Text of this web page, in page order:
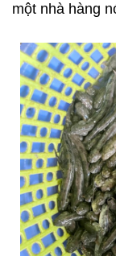
một nhà hàng